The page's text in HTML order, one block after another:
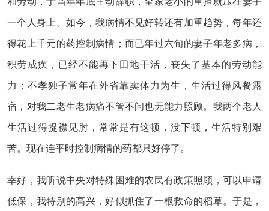
一个人身上。如今，我病情不见好转还有加重趋势，每年还
得花上千元的药控制病情；而已年过六旬的妻子年老多病，
积劳成疾，已经不能再下田地干活，丧失了基本的劳动能
力；不孝独子常年在外省靠卖体力为生，生活过得风餐露
宿，对我二老生老病痛不管不问也无能力照顾。我两个老人
生活过得捉襟见肘，常常是有这顿，没下顿，生活特别艰
苦。现在连平时控制病情的药都只好停了。
幸好，我听说中央对特殊困难的农民有政策照顾，可以申请
低保，我特别的高兴，好似抓住了一根救命的稻草。于是，